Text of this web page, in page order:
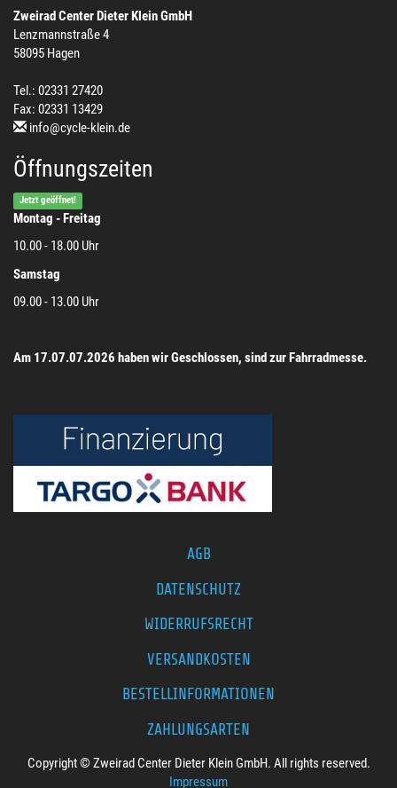
Zweirad Center Dieter Klein GmbH
Lenzmannstraße 4
58095 Hagen
Tel.: 02331 27420
Fax: 02331 13429
info@cycle-klein.de
Öffnungszeiten
Jetzt geöffnet!
Montag - Freitag
10.00 - 18.00 Uhr
Samstag
09.00 - 13.00 Uhr
Am 17.07.07.2026 haben wir Geschlossen, sind zur Fahrradmesse.
AGB
DATENSCHUTZ
WIDERRUFSRECHT
VERSANDKOSTEN
BESTELLINFORMATIONEN
ZAHLUNGSARTEN
Copyright © Zweirad Center Dieter Klein GmbH. All rights reserved.
Impressum